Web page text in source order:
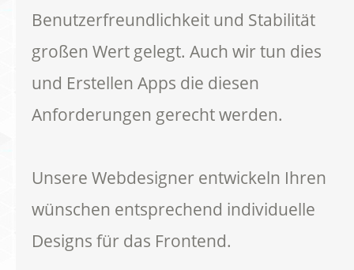
Benutzerfreundlichkeit und Stabilität
großen Wert gelegt. Auch wir tun dies
und Erstellen Apps die diesen
Anforderungen gerecht werden.
Unsere Webdesigner entwickeln Ihren
wünschen entsprechend individuelle
Designs für das Frontend.